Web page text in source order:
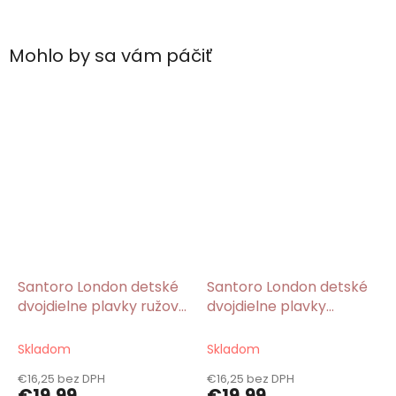
Mohlo by sa vám páčiť
Santoro London detské
dvojdielne plavky ružové
Story/Gorjuss
Skladom
€16,25 bez DPH
Santoro London detské
dvojdielne plavky
Skladom
€16,25 bez DPH